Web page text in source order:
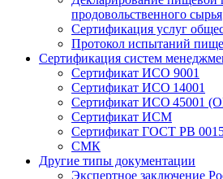
продовольственного сырья
Сертификация услуг
Протокол испытаний
Сертификация систем
Сертификат ИСО 9001
Сертификат ИСО 14001
Сертификат ИСО 45001
Сертификат ИСМ
Сертификат ГОСТ РВ
СМК
Другие типы документации
Экспертное заключение